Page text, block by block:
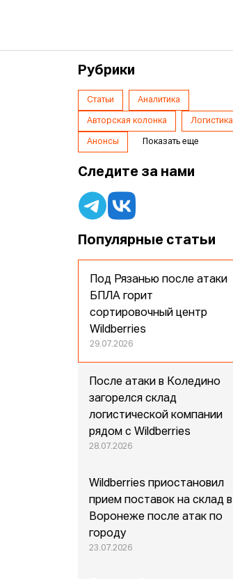
Рубрики
Статьи Аналитика
Авторская колонка Логистика
Анонсы Показать еще
Следите за нами
Популярные статьи
Под Рязанью после атаки
БПЛА горит
сортировочный центр
Wildberries
29.07.2026
После атаки в Коледино
загорелся склад
логистической компании
рядом с Wildberries
28.07.2026
Wildberries приостановил
прием поставок на склад в
Воронеже после атак по
городу
23.07.2026